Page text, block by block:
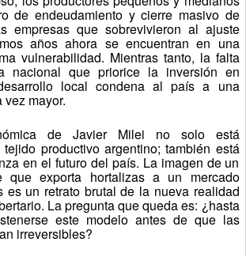
de endeudamiento y cierre masivo de
empresas que sobrevivieron al ajuste
años ahora se encuentran en una
vulnerabilidad. Mientras tanto, la falta
nacional que priorice la inversión en
local condena al país a una
mayor.
de Javier Milei no solo está
productivo argentino; también está
en el futuro del país. La imagen de un
que exporta hortalizas a un mercado
es un retrato brutal de la nueva realidad
La pregunta que queda es: ¿hasta
este modelo antes de que las
irreversibles?